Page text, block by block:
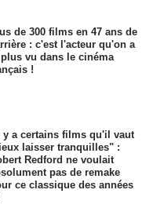
de 300 films en 47 ans de
: c'est l'acteur qu'on a
plus vu dans le cinéma
!
y a certains films qu'il vaut
laisser tranquilles" :
Redford ne voulait
pas de remake
ce classique des années